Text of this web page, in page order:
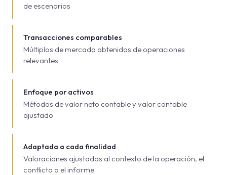
de escenarios
Transacciones comparables
Múltiplos de mercado obtenidos de operaciones
relevantes
Enfoque por activos
Métodos de valor neto contable y valor contable
ajustado
Adaptada a cada finalidad
Valoraciones ajustadas al contexto de la operación, el
conflicto o el informe